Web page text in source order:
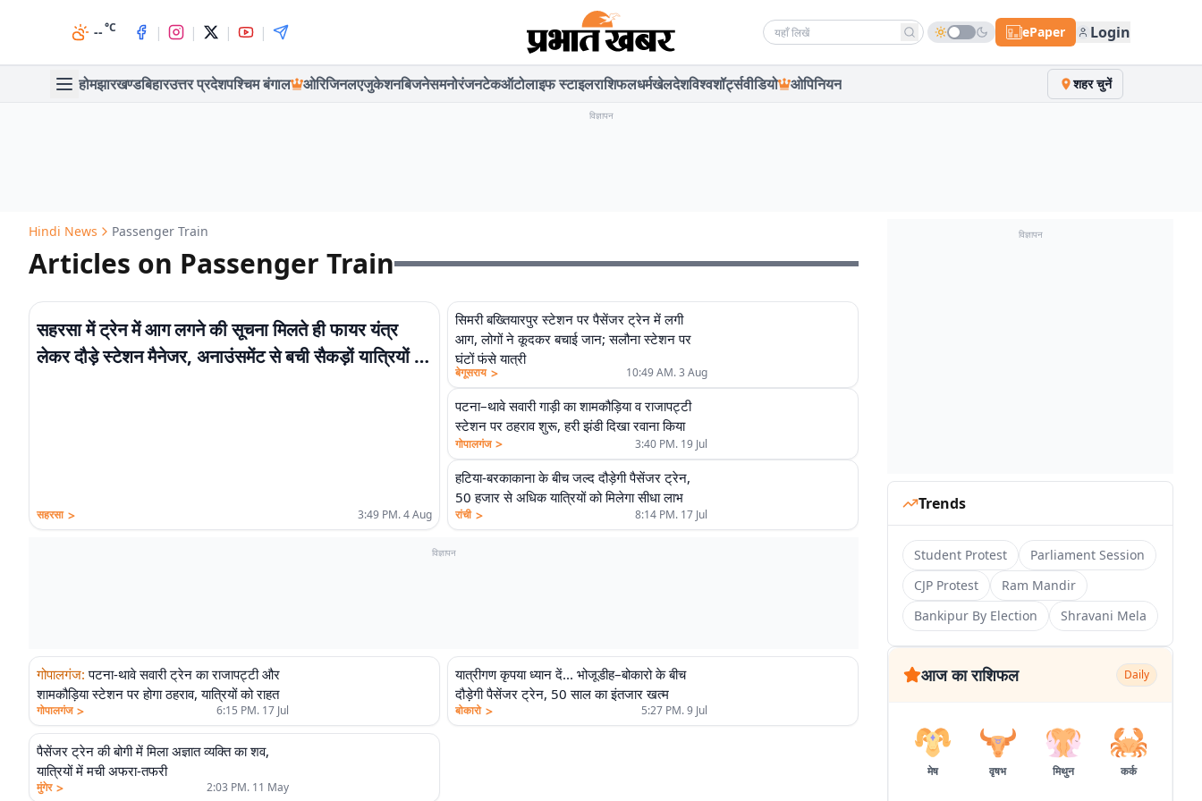
--°C | | | | Search news ePaper Login
होमझारखण्डबिहारउत्तर प्रदेशपश्चिम बंगाल ओरिजिनलएजुकेशनबिजनेसमनोरंजनटेकऑटोलाइफ स्टाइलराशिफलधर्मखेलदेशविश्वशॉर्ट्सवीडियो ओपिनियन शहर चुनें
विज्ञापन
Hindi News Passenger Train
Articles on Passenger Train
सहरसा में ट्रेन में आग लगने की सूचना मिलते ही फायर यंत्र
लेकर दौड़े स्टेशन मैनेजर, अनाउंसमेंट से बची सैकड़ों यात्रियों की
सहरसा > 3:49 PM. 4 Aug
सिमरी बख्तियारपुर स्टेशन पर पैसेंजर ट्रेन में लगी
आग, लोगों ने कूदकर बचाई जान; सलौना स्टेशन पर
घंटों फंसे यात्री
बेगूसराय > 10:49 AM. 3 Aug
पटना–थावे सवारी गाड़ी का शामकौड़िया व राजापट्टी
स्टेशन पर ठहराव शुरू, हरी झंडी दिखा रवाना किया
गोपालगंज > 3:40 PM. 19 Jul
हटिया-बरकाकाना के बीच जल्द दौड़ेगी पैसेंजर ट्रेन,
50 हजार से अधिक यात्रियों को मिलेगा सीधा लाभ
रांची > 8:14 PM. 17 Jul
विज्ञापन
गोपालगंज: पटना-थावे सवारी ट्रेन का राजापट्टी और
शामकौड़िया स्टेशन पर होगा ठहराव, यात्रियों को राहत
गोपालगंज > 6:15 PM. 17 Jul
यात्रीगण कृपया ध्यान दें... भोजूडीह–बोकारो के बीच
दौड़ेगी पैसेंजर ट्रेन, 50 साल का इंतजार खत्म
बोकारो > 5:27 PM. 9 Jul
पैसेंजर ट्रेन की बोगी में मिला अज्ञात व्यक्ति का शव,
यात्रियों में मची अफरा-तफरी
मुंगेर > 2:03 PM. 11 May
विज्ञापन
Trends
Student Protest
Parliament Session
CJP Protest
Ram Mandir
Bankipur By Election
Shravani Mela
आज का राशिफल Daily
मेष वृषभ मिथुन कर्क